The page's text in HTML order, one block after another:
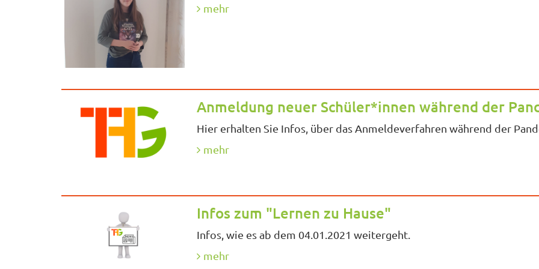
mehr
Anmeldung neuer Schüler*innen während der
Hier erhalten Sie Infos, über das Anmeldeverfahren während der
mehr
Infos zum "Lernen zu Hause"
Infos, wie es ab dem 04.01.2021 weitergeht.
mehr